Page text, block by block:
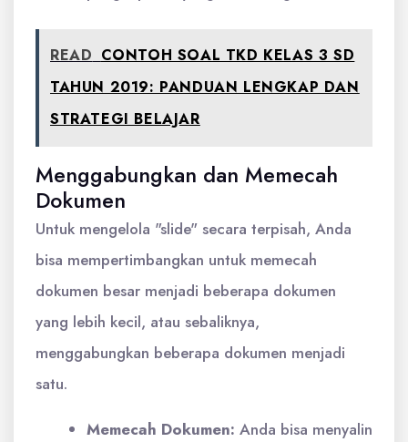
READ CONTOH SOAL TKD KELAS 3 SD
TAHUN 2019: PANDUAN LENGKAP DAN
STRATEGI BELAJAR
Menggabungkan dan Memecah
Dokumen
Untuk mengelola "slide" secara terpisah, Anda
bisa mempertimbangkan untuk memecah
dokumen besar menjadi beberapa dokumen
yang lebih kecil, atau sebaliknya,
menggabungkan beberapa dokumen menjadi
satu.
Memecah Dokumen: Anda bisa menyalin